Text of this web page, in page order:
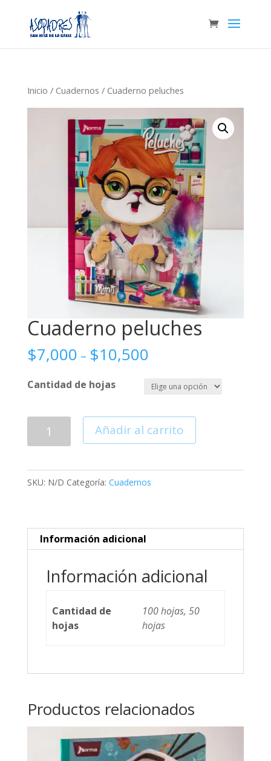
Inicio / Cuadernos / Cuaderno peluches
Cuaderno peluches
$7,000 – $10,500
Cantidad de hojas
peluches
Añadir al carrito
SKU: N/D Categoría: Cuadernos
Información adicional
Información adicional
Cantidad de
hojas
100 hojas, 50
hojas
Productos relacionados